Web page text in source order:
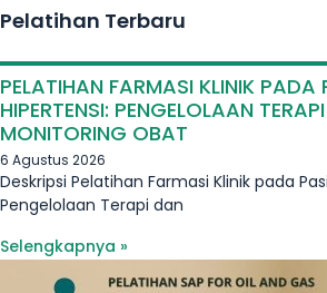
Pelatihan Terbaru
PELATIHAN FARMASI KLINIK PADA
HIPERTENSI: PENGELOLAAN
MONITORING OBAT
6 Agustus 2026
Deskripsi Pelatihan Farmasi Klinik pada
Pengelolaan Terapi dan
Selengkapnya »